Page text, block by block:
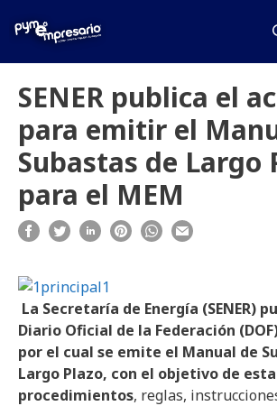
SENER publica el
para emitir el
Subastas de Largo
para el MEM
La Secretaría de Energía (SENER)
Diario Oficial de la Federación
por el cual se emite el Manual de
Largo Plazo, con el objetivo de
procedimientos, reglas,